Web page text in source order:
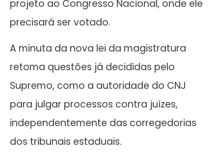
projeto ao Congresso Nacional, onde ele
precisará ser votado.
A minuta da nova lei da magistratura
retoma questões já decididas pelo
Supremo, como a autoridade do CNJ
para julgar processos contra juízes,
independentemente das corregedorias
dos tribunais estaduais.